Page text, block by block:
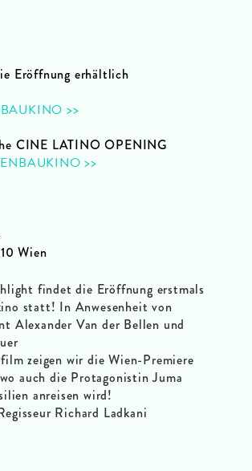
Eröffnung erhältlich
>>
CINE LATINO OPENING
>>
Wien
findet die Eröffnung erstmals
statt! In Anwesenheit von
Alexander Van der Bellen und
zeigen wir die Wien-Premiere
auch die Protagonistin Juma
anreisen wird!
Richard Ladkani